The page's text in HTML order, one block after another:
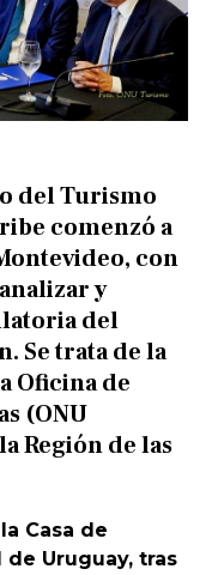
del Turismo
comenzó a
con
y
del
Se trata de la
Oficina de
(ONU
Región de las
Casa de
de Uruguay, tras